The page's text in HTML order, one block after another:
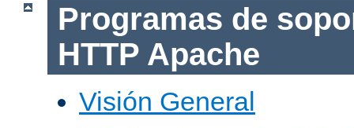
Programas de
HTTP Apache
Visión General